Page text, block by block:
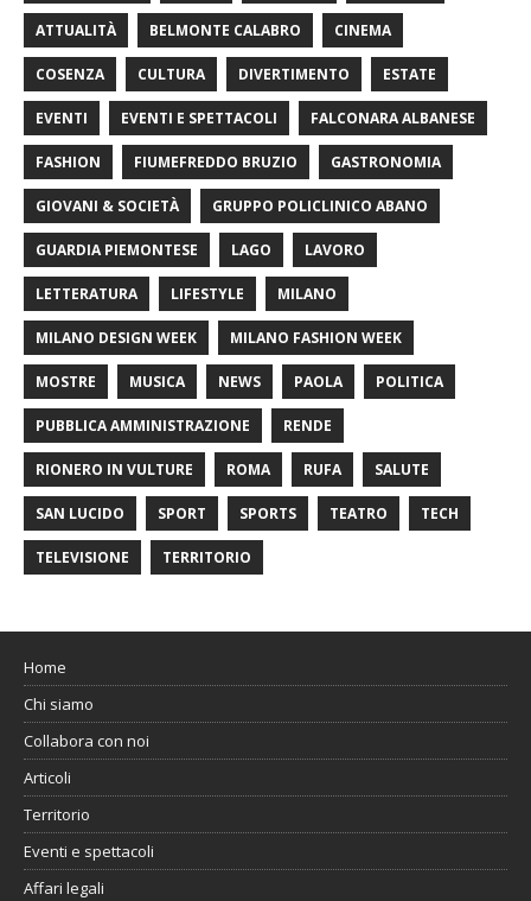
ATTUALITÀ BELMONTE CALABRO CINEMA
COSENZA CULTURA DIVERTIMENTO ESTATE
EVENTI EVENTI E SPETTACOLI FALCONARA ALBANESE
FASHION FIUMEFREDDO BRUZIO GASTRONOMIA
GIOVANI & SOCIETÀ GRUPPO POLICLINICO ABANO
GUARDIA PIEMONTESE LAGO LAVORO
LETTERATURA LIFESTYLE MILANO
MILANO DESIGN WEEK MILANO FASHION WEEK
MOSTRE MUSICA NEWS PAOLA POLITICA
PUBBLICA AMMINISTRAZIONE RENDE
RIONERO IN VULTURE ROMA RUFA SALUTE
SAN LUCIDO SPORT SPORTS TEATRO TECH
TELEVISIONE TERRITORIO
Home
Chi siamo
Collabora con noi
Articoli
Territorio
Eventi e spettacoli
Affari legali